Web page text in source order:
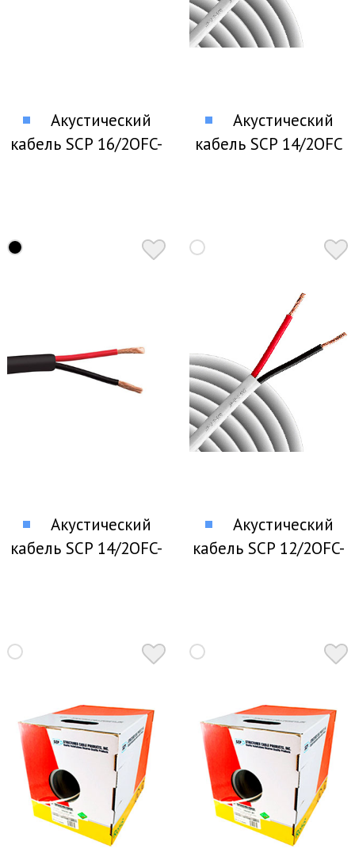
Акустический
кабель SCP 16/2OFC-
Акустический
кабель SCP 14/2OFC
Акустический
кабель SCP 14/2OFC-
Акустический
кабель SCP 12/2OFC-